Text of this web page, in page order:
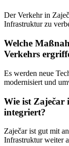
Der Verkehr in
Infrastruktur zu
Welche
Verkehrs
Es werden neue
modernisiert und
Wie ist Zaječar
integriert?
Zaječar ist gut mit
Infrastruktur weiter